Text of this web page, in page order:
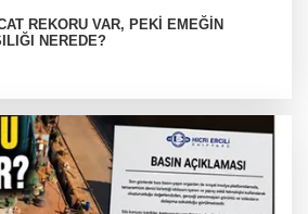
REKORU VAR, PEKİ EMEĞİN
NEREDE?
KÖPRÜSÜ'NDE PANİK!
MARMARA OTOYOLU İMAR